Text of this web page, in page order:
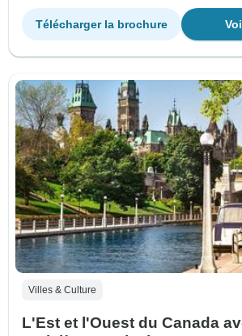
Télécharger la brochure
Villes & Culture
L'Est et l'Ouest du Canada